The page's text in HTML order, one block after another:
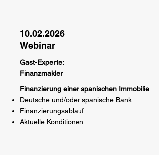
10.02.2026
Webinar
Gast-Experte:
Finanzmakler
Finanzierung einer spanischen Immobilie
Deutsche und/oder spanische Bank
Finanzierungsablauf
Aktuelle Konditionen